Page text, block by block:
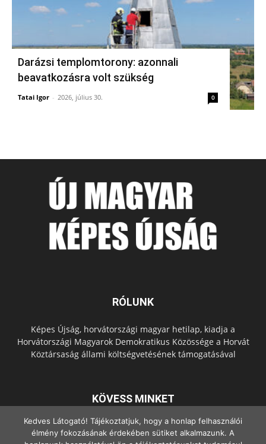
Darázsi templomtorony: azonnali
beavatkozásra volt szükség
Tatai Igor - 2026, július 30. 0
RÓLUNK
Képes Újság, horvátországi magyar hetilap, kiadja a
Horvátországi Magyarok Demokratikus Közössége a Horvát
Köztársaság állami költségvetésének támogatásával
KÖVESS MINKET
Kedves Látogató! Tájékoztatjuk, hogy a honlap felhasználói
élmény fokozásának érdekében sütiket alkalmazunk. A